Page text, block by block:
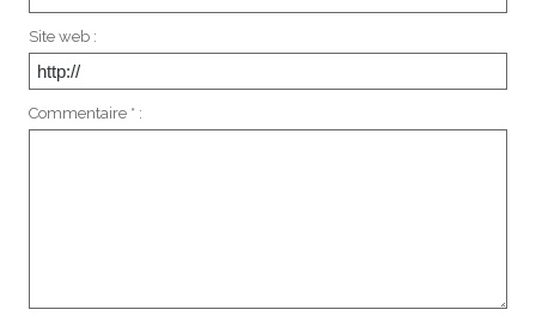
Site web :
Commentaire * :